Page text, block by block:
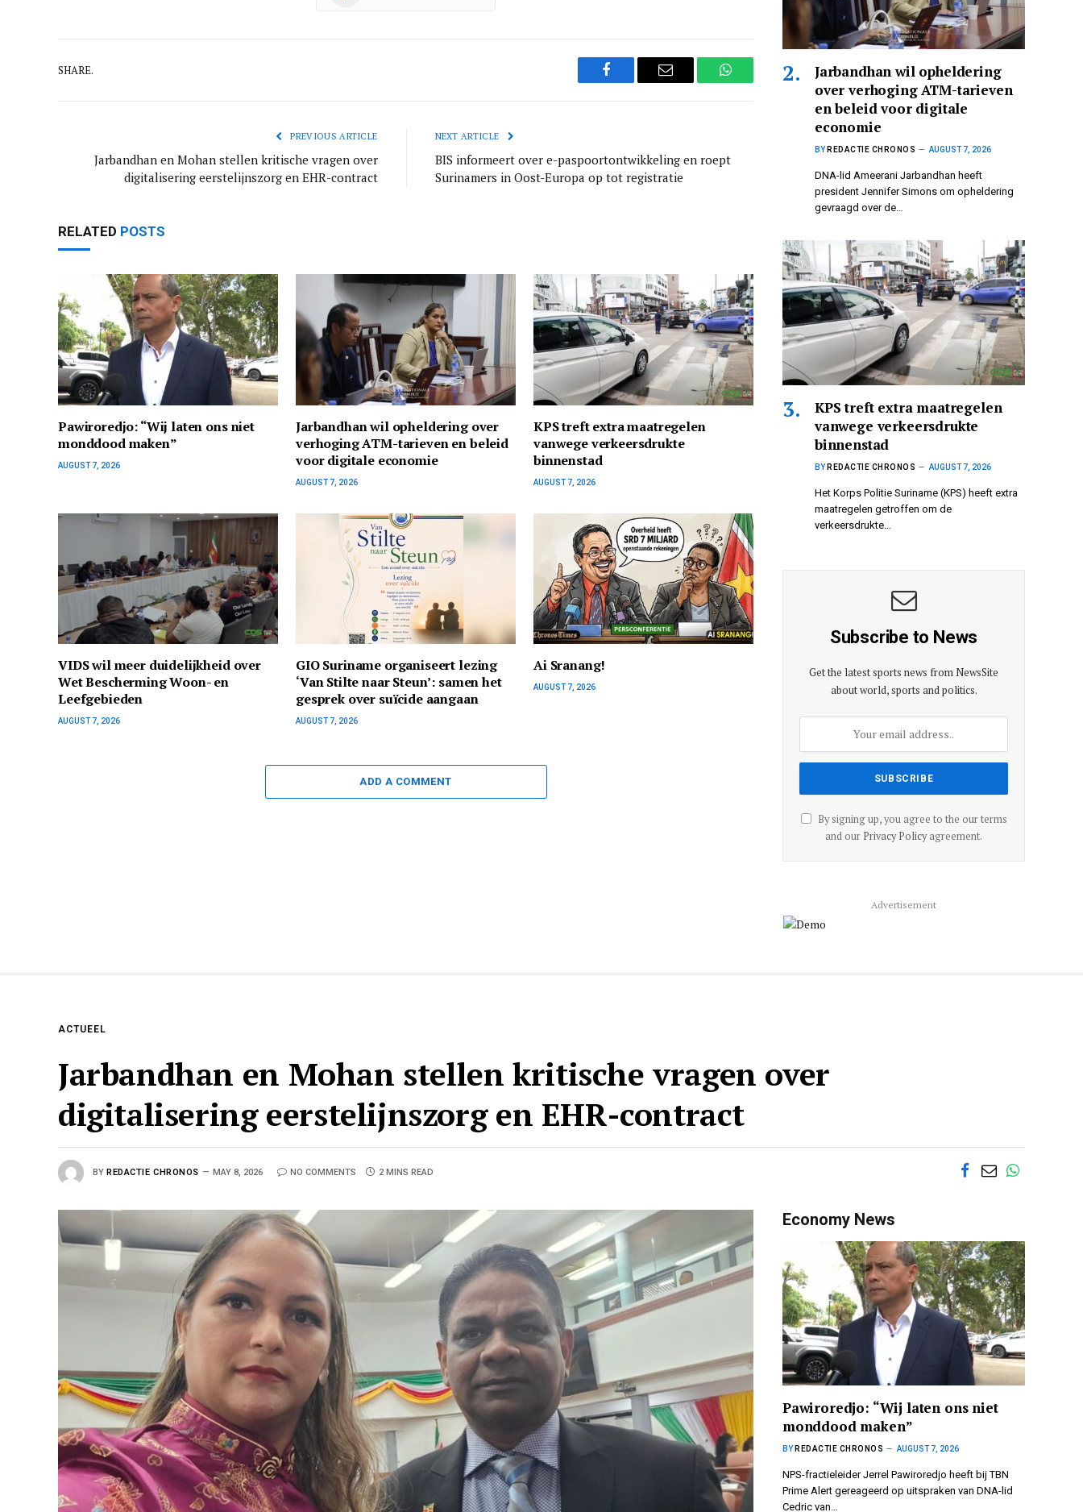
SHARE.
Facebook Email WhatsApp
PREVIOUS ARTICLE
Jarbandhan en Mohan stellen kritische vragen over
digitalisering eerstelijnszorg en EHR-contract
NEXT ARTICLE
BIS informeert over e-paspoortontwikkeling en roept
Surinamers in Oost-Europa op tot registratie
RELATED POSTS
Pawiroredjo: “Wij laten ons niet
monddood maken”
AUGUST 7, 2026
Jarbandhan wil opheldering over
verhoging ATM-tarieven en beleid
voor digitale economie
AUGUST 7, 2026
KPS treft extra maatregelen
vanwege verkeersdrukte
binnenstad
AUGUST 7, 2026
VIDS wil meer duidelijkheid over
Wet Bescherming Woon- en
Leefgebieden
AUGUST 7, 2026
GIO Suriname organiseert lezing
‘Van Stilte naar Steun’: samen het
gesprek over suïcide aangaan
AUGUST 7, 2026
Ai Sranang!
AUGUST 7, 2026
ADD A COMMENT
Jarbandhan wil opheldering
over verhoging ATM-tarieven
en beleid voor digitale
economie
BY REDACTIE CHRONOS AUGUST 7, 2026
DNA-lid Ameerani Jarbandhan heeft
president Jennifer Simons om opheldering
gevraagd over de…
KPS treft extra maatregelen
vanwege verkeersdrukte
binnenstad
BY REDACTIE CHRONOS AUGUST 7, 2026
Het Korps Politie Suriname (KPS) heeft extra
maatregelen getroffen om de
verkeersdrukte…
Subscribe to News
Get the latest sports news from NewsSite
about world, sports and politics.
By signing up, you agree to the our terms
and our Privacy Policyagreement.
Advertisement
ACTUEEL
Jarbandhan en Mohan stellen kritische vragen over
digitalisering eerstelijnszorg en EHR-contract
BY REDACTIE CHRONOS MAY 8, 2026 NO COMMENTS 2 MINS READ
Economy News
Pawiroredjo: “Wij laten ons niet
monddood maken”
BY REDACTIE CHRONOS AUGUST 7, 2026
NPS-fractieleider Jerrel Pawiroredjo heeft bij TBN
Prime Alert gereageerd op uitspraken van DNA-lid
Cedric van…